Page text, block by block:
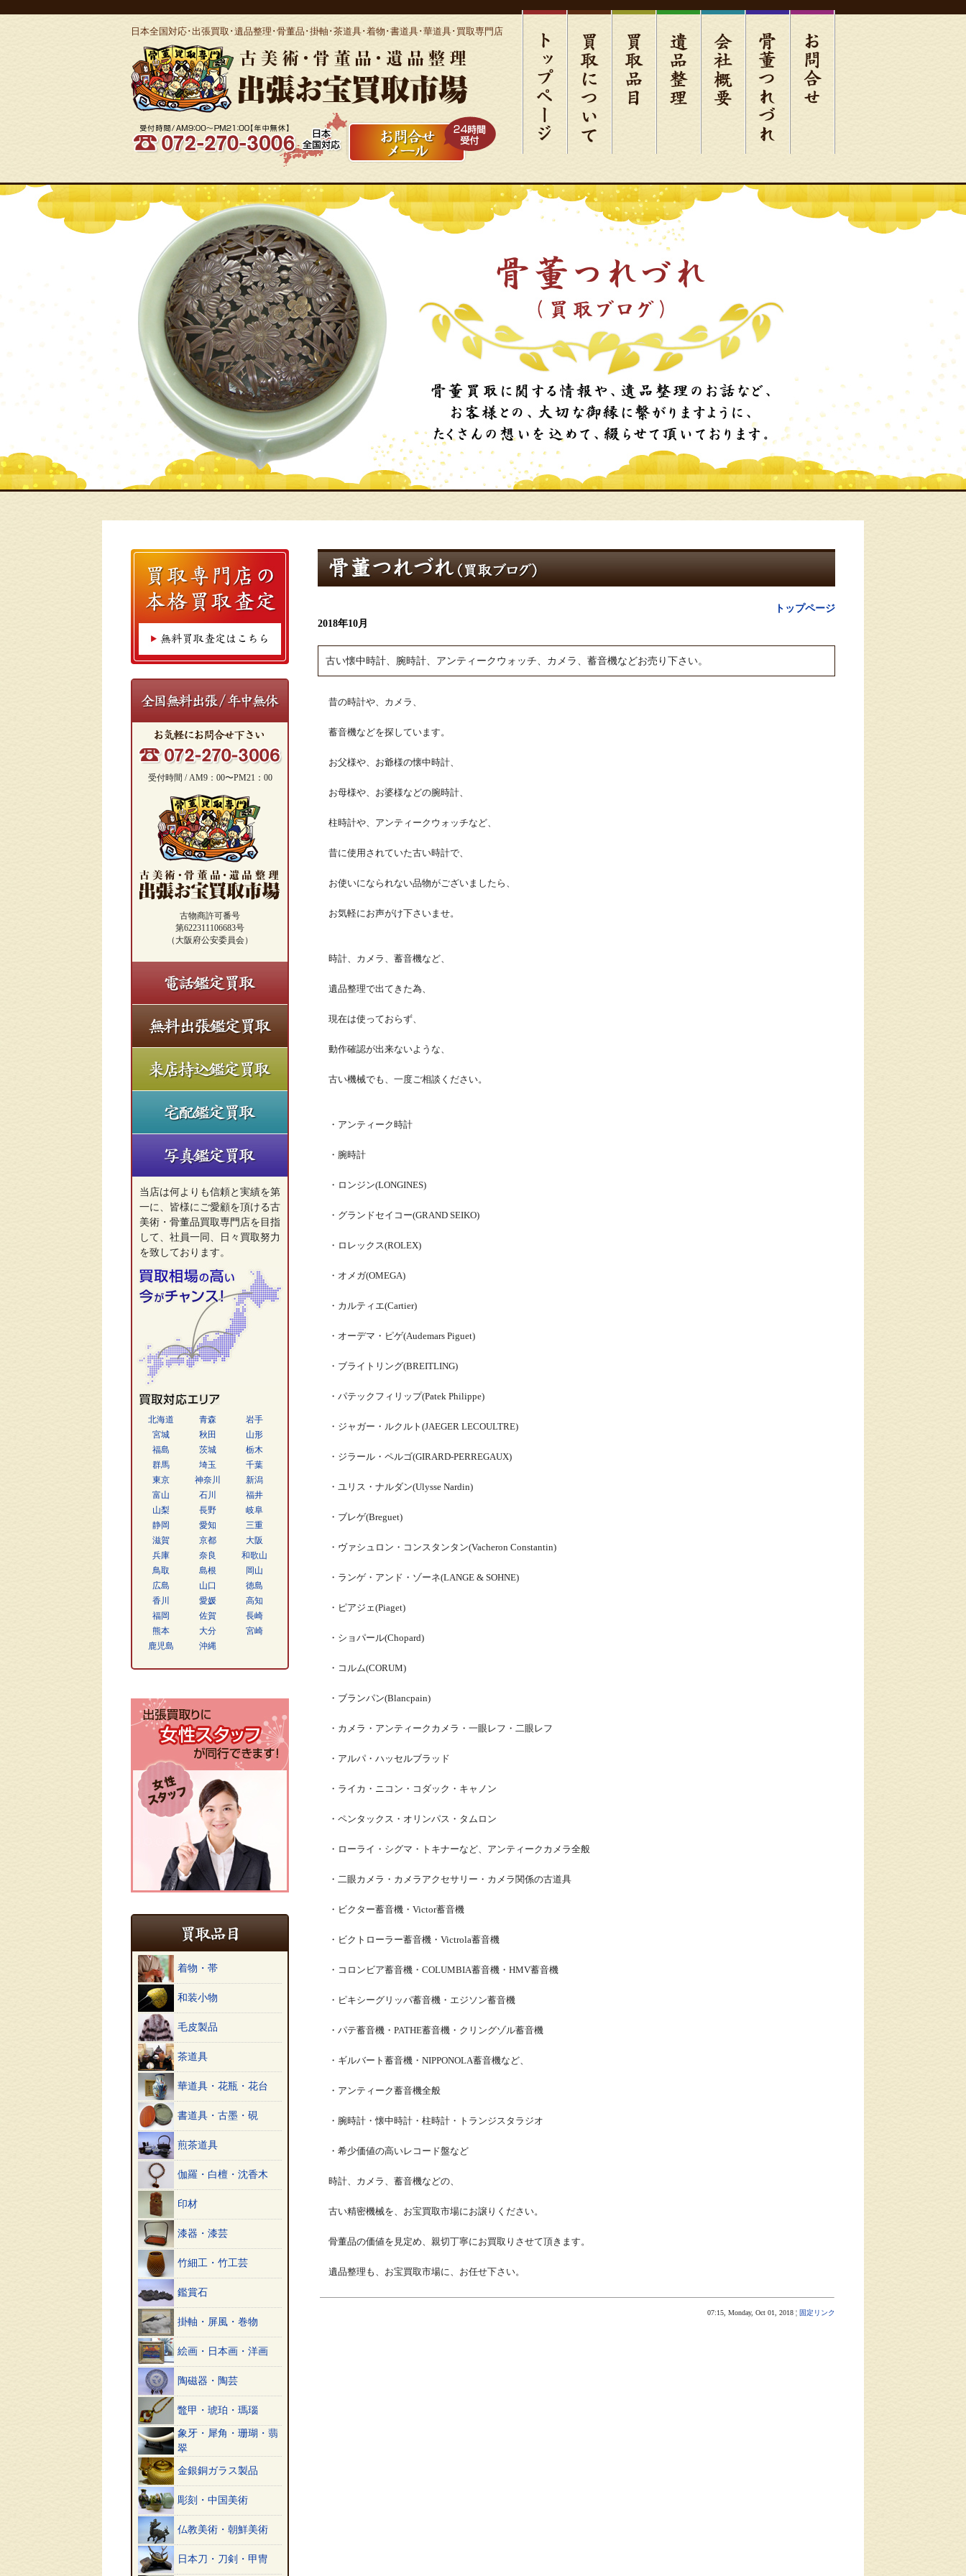
日本全国対応･出張買取･遺品整理･骨董品･掛軸･茶道具･着物･書道具･華道具･買取専門店
受付時間 / AM9：00〜PM21：00
古物商許可番号
第622311106683号
（大阪府公安委員会）
当店は何よりも信頼と実績を第
一に、皆様にご愛顧を頂ける古
美術・骨董品買取専門店を目指
して、社員一同、日々買取努力
を致しております。
北海道 青森
岩手
宮城
秋田
山形
福島
茨城
栃木
群馬
埼玉
千葉
東京
神奈川
新潟
富山
石川
福井
山梨
長野
岐阜
静岡
愛知
三重
滋賀
京都
大阪
兵庫
奈良
和歌山
鳥取
島根
岡山
広島
山口
徳島
香川
愛媛
高知
福岡
佐賀
長崎
熊本
大分
宮崎
鹿児島
沖縄
着物・帯
和装小物
毛皮製品
茶道具
華道具・花瓶・花台
書道具・古墨・硯
煎茶道具
伽羅・白檀・沈香木
印材
漆器・漆芸
竹細工・竹工芸
鑑賞石
掛軸・屏風・巻物
絵画・日本画・洋画
陶磁器・陶芸
鼈甲・琥珀・瑪瑙
象牙・犀角・珊瑚・翡
翠
金銀銅ガラス製品
彫刻・中国美術
仏教美術・朝鮮美術
日本刀・刀剣・甲冑
トップページ
2018年10月
古い懐中時計、腕時計、アンティークウォッチ、カメラ、蓄音機などお売り下さい。
昔の時計や、カメラ、
蓄音機などを探しています。
お父様や、お爺様の懐中時計、
お母様や、お婆様などの腕時計、
柱時計や、アンティークウォッチなど、
昔に使用されていた古い時計で、
お使いになられない品物がございましたら、
お気軽にお声がけ下さいませ。
時計、カメラ、蓄音機など、
遺品整理で出てきた為、
現在は使っておらず、
動作確認が出来ないような、
古い機械でも、一度ご相談ください。
・アンティーク時計
・腕時計
・ロンジン(LONGINES)
・グランドセイコー(GRAND SEIKO)
・ロレックス(ROLEX)
・オメガ(OMEGA)
・カルティエ(Cartier)
・オーデマ・ピゲ(Audemars Piguet)
・ブライトリング(BREITLING)
・パテックフィリップ(Patek Philippe)
・ジャガー・ルクルト(JAEGER LECOULTRE)
・ジラール・ペルゴ(GIRARD-PERREGAUX)
・ユリス・ナルダン(Ulysse Nardin)
・ブレゲ(Breguet)
・ヴァシュロン・コンスタンタン(Vacheron Constantin)
・ランゲ・アンド・ゾーネ(LANGE & SOHNE)
・ピアジェ(Piaget)
・ショパール(Chopard)
・コルム(CORUM)
・ブランパン(Blancpain)
・カメラ・アンティークカメラ・一眼レフ・二眼レフ
・アルパ・ハッセルブラッド
・ライカ・ニコン・コダック・キャノン
・ペンタックス・オリンパス・タムロン
・ローライ・シグマ・トキナーなど、アンティークカメラ全般
・二眼カメラ・カメラアクセサリー・カメラ関係の古道具
・ビクター蓄音機・Victor蓄音機
・ビクトローラー蓄音機・Victrola蓄音機
・コロンビア蓄音機・COLUMBIA蓄音機・HMV蓄音機
・ピキシーグリッパ蓄音機・エジソン蓄音機
・パテ蓄音機・PATHE蓄音機・クリングゾル蓄音機
・ギルバート蓄音機・NIPPONOLA蓄音機など、
・アンティーク蓄音機全般
・腕時計・懐中時計・柱時計・トランジスタラジオ
・希少価値の高いレコード盤など
時計、カメラ、蓄音機などの、
古い精密機械を、お宝買取市場にお譲りください。
骨董品の価値を見定め、親切丁寧にお買取りさせて頂きます。
遺品整理も、お宝買取市場に、お任せ下さい。
07:15, Monday, Oct 01, 2018 ¦ 固定リンク